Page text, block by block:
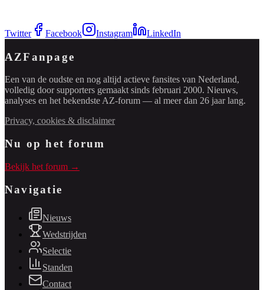
Twitter Facebook Instagram LinkedIn
AZFanpage
Een van de oudste en nog altijd actieve fansites van Nederland,
volledig door supporters gemaakt sinds februari 2000. Nieuws,
analyses en het bekendste AZ-forum — al meer dan 26 jaar lang.
Privacy, cookies & disclaimer
Nu op het forum
Bekijk het forum →
Navigatie
Nieuws
Wedstrijden
Selectie
Standen
Contact